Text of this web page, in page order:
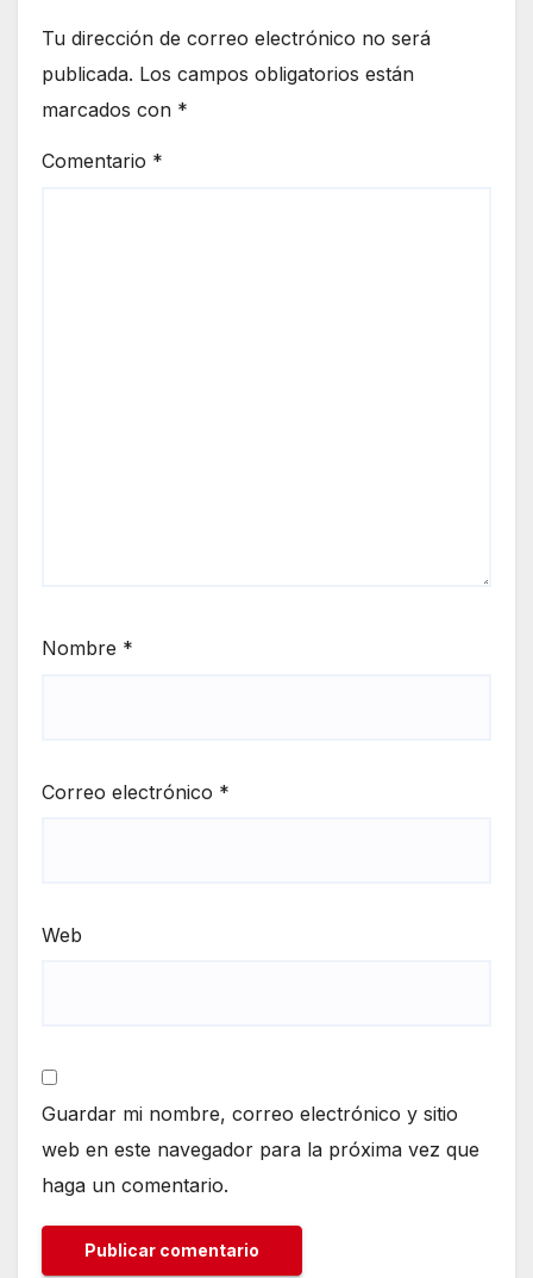
Tu dirección de correo electrónico no será
publicada. Los campos obligatorios están
marcados con *
Comentario *
Nombre *
Correo electrónico *
Web
Guardar mi nombre, correo electrónico y sitio
web en este navegador para la próxima vez que
haga un comentario.